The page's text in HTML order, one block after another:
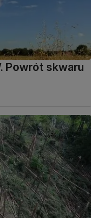
Powrót skwaru